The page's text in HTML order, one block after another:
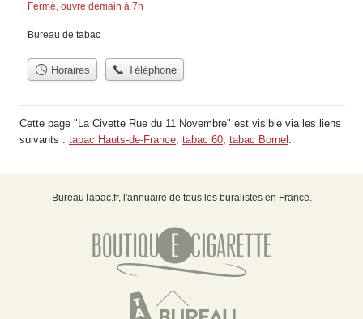
Fermé, ouvre demain à 7h
Bureau de tabac
Horaires Téléphone
Cette page "La Civette Rue du 11 Novembre" est visible via les liens
suivants : tabac Hauts-de-France tabac 60 tabac Bornel
BureauTabac.fr, l'annuaire de tous les buralistes en France.